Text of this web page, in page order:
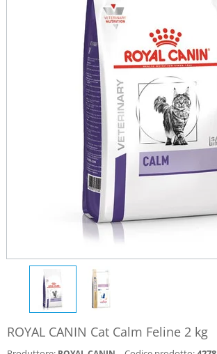
ROYAL CANIN Cat Calm Feline 2 kg